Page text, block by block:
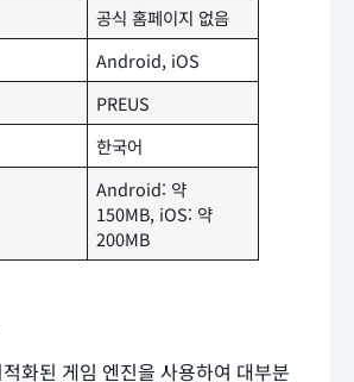
공식 홈페이지 없음
Android, iOS
PREUS
한국어
Android: 약
150MB, iOS: 약
200MB
화된 게임 엔진을 사용하여 대부분